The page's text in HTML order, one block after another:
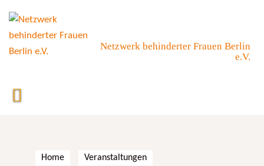
content
Netzwerk behinderter Frauen Berlin
e.V.
Home Veranstaltungen